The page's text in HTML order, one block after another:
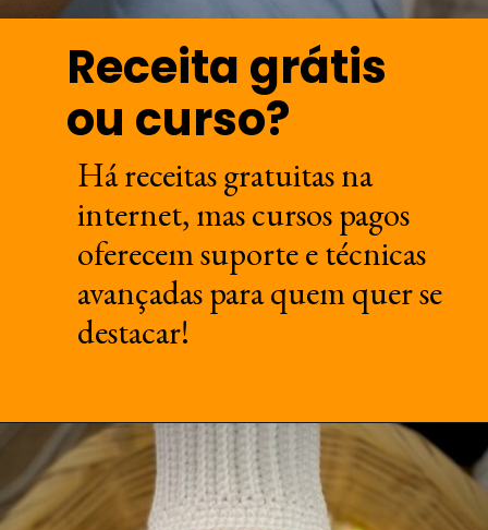
Receita grátis
ou curso?
Há receitas gratuitas na
internet, mas cursos pagos
oferecem suporte e técnicas
avançadas para quem quer se
destacar!